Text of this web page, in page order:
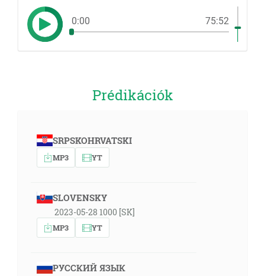
0:00 75:52
Prédikációk
SRPSKOHRVATSKI
MP3 YT
SLOVENSKY
2023-05-28 1000 [SK]
MP3 YT
РУССКИЙ ЯЗЫК